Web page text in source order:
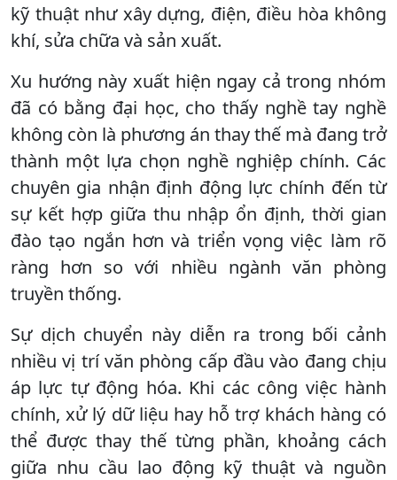
kỹ thuật như xây dựng, điện, điều hòa không
khí, sửa chữa và sản xuất.
Xu hướng này xuất hiện ngay cả trong nhóm
đã có bằng đại học, cho thấy nghề tay nghề
không còn là phương án thay thế mà đang trở
thành một lựa chọn nghề nghiệp chính. Các
chuyên gia nhận định động lực chính đến từ
sự kết hợp giữa thu nhập ổn định, thời gian
đào tạo ngắn hơn và triển vọng việc làm rõ
ràng hơn so với nhiều ngành văn phòng
truyền thống.
Sự dịch chuyển này diễn ra trong bối cảnh
nhiều vị trí văn phòng cấp đầu vào đang chịu
áp lực tự động hóa. Khi các công việc hành
chính, xử lý dữ liệu hay hỗ trợ khách hàng có
thể được thay thế từng phần, khoảng cách
giữa nhu cầu lao động kỹ thuật và nguồn